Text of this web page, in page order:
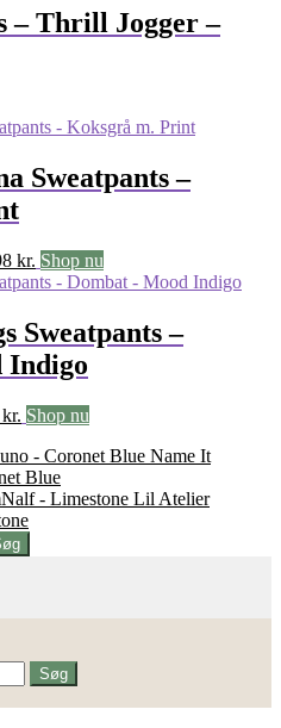
– Thrill Jogger –
Sweatpants –
kr..
kr. Den
aktuelle
er:
587,98 kr..
Shop nu
Sweatpants –
Indigo
kr. Den
pris
er:
137,97 kr..
Shop nu
Name It
Blue
Lil Atelier
Søg